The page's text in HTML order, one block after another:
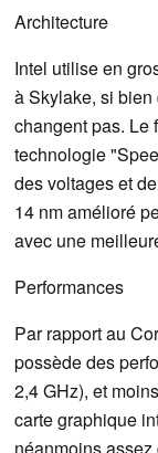
Architecture
Intel utilise en
à Skylake, si
changent pas. Le
technologie
des voltages et
14 nm amélioré
avec une
Performances
Par rapport au
possède des
2,4 GHz), et
carte graphique
néanmoins